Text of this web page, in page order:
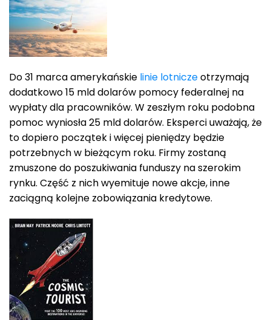
Do 31 marca amerykańskie linie lotniczeotrzymają
dodatkowo 15 mld dolarów pomocy federalnej na
wypłaty dla pracowników. W zeszłym roku podobna
pomoc wyniosła 25 mld dolarów. Eksperci uważają, że
to dopiero początek i więcej pieniędzy będzie
potrzebnych w bieżącym roku. Firmy zostaną
zmuszone do poszukiwania funduszy na szerokim
rynku. Część z nich wyemituje nowe akcje, inne
zaciągną kolejne zobowiązania kredytowe.